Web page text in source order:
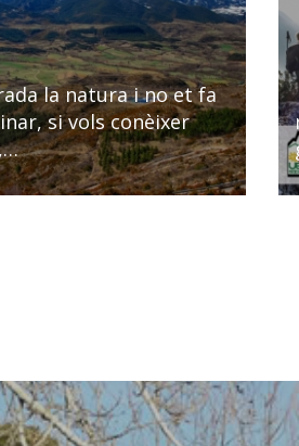
la natura i no et fa
si vols conèixer